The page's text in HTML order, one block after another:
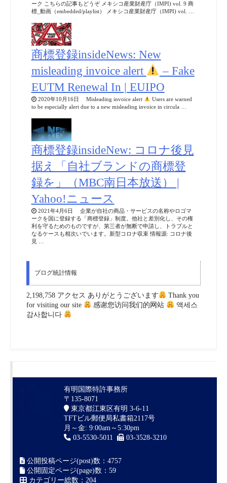
ーク こちらの記事もどうぞ メキシコ産業財産庁（IMPI) vol. 9 商
標_動画（embedded/playlist） メキシコ産業財産庁（IMPI) vol. …
商標登録insideNews: New
misleading invoice alert
– Fake
EUTM Renewal In | EUIPO
2020年10月16日 Misleading invoice alert
Users are warned
to be especially alert due to a new misleading invoice in circula …
商標登録insideNew: コロナ後見
据え「自社ブランドの商標登
録を」（MBC南日本放送） |
Yahoo!ニュース
2021年4月6日 企業が自社の商品・サービスの名称やロゴマ
ークを国に登録する「商標登録」制度。他社と差別化し、その権
利を守るためのものですが、第三者が無断で申請し、トラブルと
なるケースも相次いでいます。新型コロナ収束 情報源: コロナ後
見 …
ブログ統計情報
2,198,758 アクセス ありがとうございます
Thank you
for visiting our site
感谢您访问我们的网站
액세스
감사합니다
有明国際特許事務所
〒135-8071
東京都江東区有明 3-6-11
TFTビル郵便局私書箱2117号
月～金: 9:00am～5:30pm
03-5530-5011
03-3528-3210
公開投稿ページ(post)数：4757
公開固定ページ(page)数：59
カテゴリー総数：204